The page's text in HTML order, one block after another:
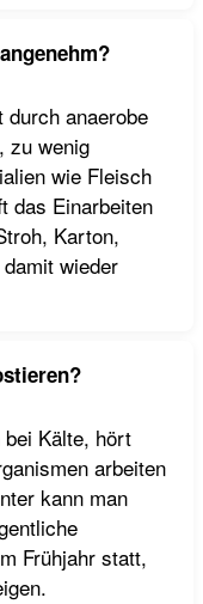
anaerobe
zu wenig
wie Fleisch
das Einarbeiten
Karton,
wieder
Kälte, hört
arbeiten
kann man
Frühjahr statt,